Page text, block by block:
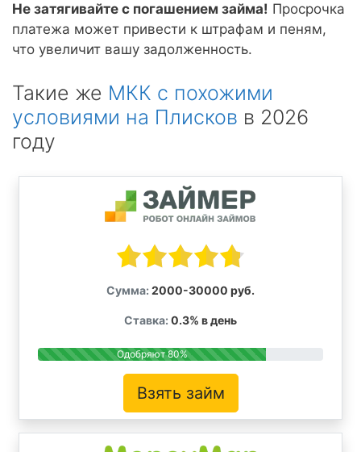
Не затягивайте с погашением займа! Просрочка
платежа может привести к штрафам и пеням,
что увеличит вашу задолженность.
Такие же МКК с похожими
условиями на Плисков в 2026
году
Сумма: 2000-30000 руб.
Ставка: 0.3% в день
Одобряют 80%
Взять займ